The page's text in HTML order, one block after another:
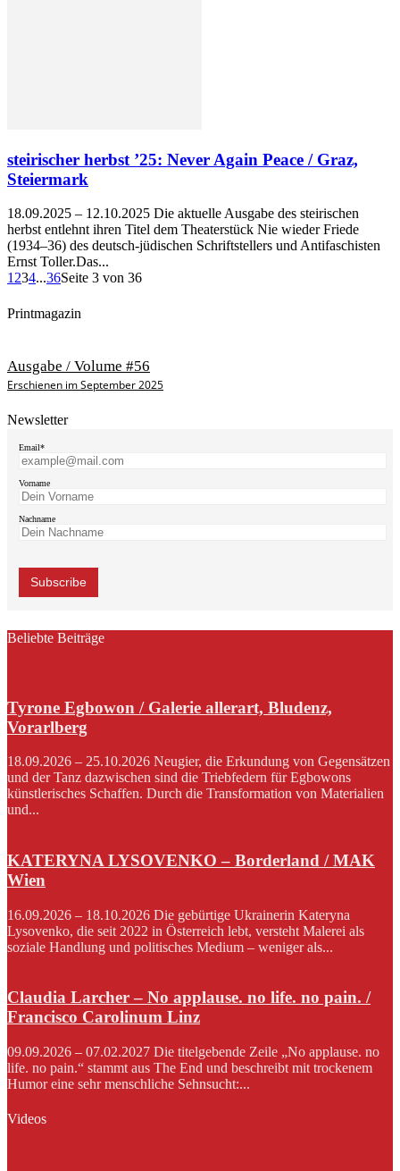
steirischer herbst ’25: Never Again Peace / Graz,
Steiermark
18.09.2025 – 12.10.2025 Die aktuelle Ausgabe des steirischen
herbst entlehnt ihren Titel dem Theaterstück Nie wieder Friede
(1934–36) des deutsch-jüdischen Schriftstellers und Antifaschisten
Ernst Toller.Das...
1 234...36Seite 3 von 36
Printmagazin
Ausgabe / Volume #56
Erschienen im September 2025
Newsletter
Email*
Vorname
Nachname
Beliebte Beiträge
Tyrone Egbowon / Galerie allerart, Bludenz,
Vorarlberg
18.09.2026 – 25.10.2026 Neugier, die Erkundung von Gegensätzen
und der Tanz dazwischen sind die Triebfedern für Egbowons
künstlerisches Schaffen. Durch die Transformation von Materialien
und...
KATERYNA LYSOVENKO – Borderland / MAK
Wien
16.09.2026 – 18.10.2026 Die gebürtige Ukrainerin Kateryna
Lysovenko, die seit 2022 in Österreich lebt, versteht Malerei als
soziale Handlung und politisches Medium – weniger als...
Claudia Larcher – No applause. no life. no pain. /
Francisco Carolinum Linz
09.09.2026 – 07.02.2027 Die titelgebende Zeile „No applause. no
life. no pain.“ stammt aus The End und beschreibt mit trockenem
Humor eine sehr menschliche Sehnsucht:...
Videos